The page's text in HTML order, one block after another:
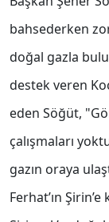
bahsederken
doğal gazla
destek veren
eden Söğüt,
çalışmaları
gazın oraya
Ferhat’ın